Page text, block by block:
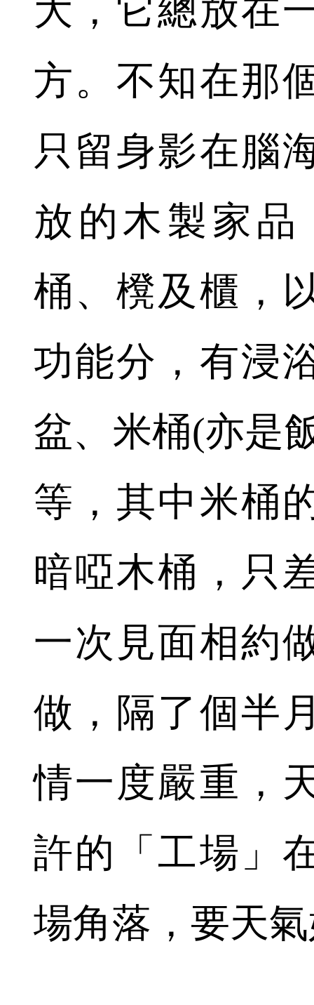
大，它總放在
方。不知在那
只留身影在腦
放的木製家
桶、櫈及櫃，
功能分，有浸
盆、米桶(亦是
等，其中米桶
暗啞木桶，只
一次見面相約
做，隔了個半
情一度嚴重，
許的「工場」
場角落，要天